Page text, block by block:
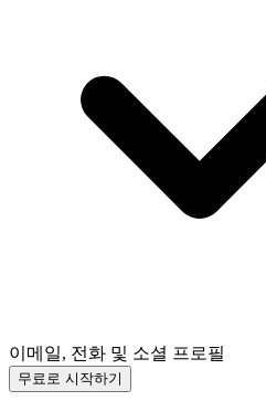
이메일, 전화 및 소셜 프로필
무료로 시작하기